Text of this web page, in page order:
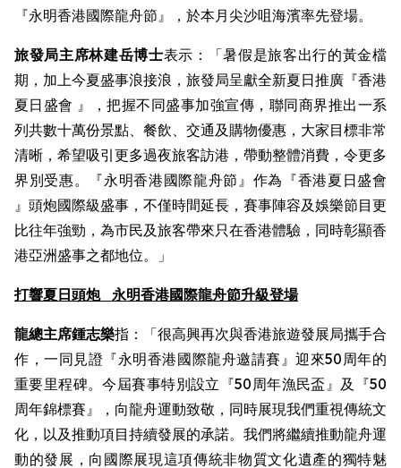
『永明香港國際龍舟節』，於本月尖沙咀海濱率先登場。
旅發局主席林建岳博士表示：「暑假是旅客出行的黃金檔
期，加上今夏盛事浪接浪，旅發局呈獻全新夏日推廣『香港
夏日盛會 』，把握不同盛事加強宣傳，聯同商界推出一系
列共數十萬份景點、餐飲、交通及購物優惠，大家目標非常
清晰，希望吸引更多過夜旅客訪港，帶動整體消費，令更多
界別受惠。『永明香港國際龍舟節』作為『香港夏日盛會
』頭炮國際級盛事，不僅時間延長，賽事陣容及娛樂節目更
比往年強勁，為市民及旅客帶來只在香港體驗，同時彰顯香
港亞洲盛事之都地位。」
打響夏日頭炮 永明香港國際龍舟節升級登場
龍總主席鍾志樂指：「很高興再次與香港旅遊發展局攜手合
作，一同見證『永明香港國際龍舟邀請賽』迎來50周年的
重要里程碑。今屆賽事特別設立『50周年漁民盃』及『50
周年錦標賽』，向龍舟運動致敬，同時展現我們重視傳統文
化，以及推動項目持續發展的承諾。我們將繼續推動龍舟運
動的發展，向國際展現這項傳統非物質文化遺產的獨特魅